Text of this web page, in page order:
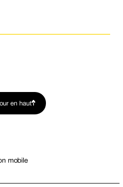
en haut
mobile